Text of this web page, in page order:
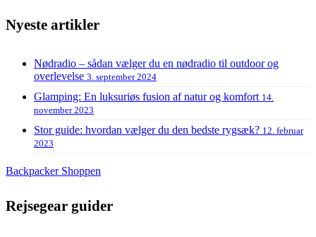
Nyeste artikler
Nødradio – sådan vælger du en nødradio til outdoor og
overlevelse 3. september 2024
Glamping: En luksuriøs fusion af natur og komfort 14.
november 2023
Stor guide: hvordan vælger du den bedste rygsæk? 12. februar
2023
Backpacker Shoppen
Rejsegear guider